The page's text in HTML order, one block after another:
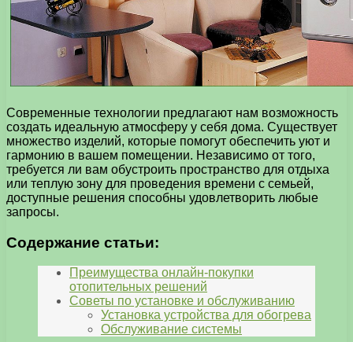
Современные технологии предлагают нам возможность
создать идеальную атмосферу у себя дома. Существует
множество изделий, которые помогут обеспечить уют и
гармонию в вашем помещении. Независимо от того,
требуется ли вам обустроить пространство для отдыха
или теплую зону для проведения времени с семьей,
доступные решения способны удовлетворить любые
запросы.
Содержание статьи:
Преимущества онлайн-покупки
отопительных решений
Советы по установке и обслуживанию
Установка устройства для обогрева
Обслуживание системы